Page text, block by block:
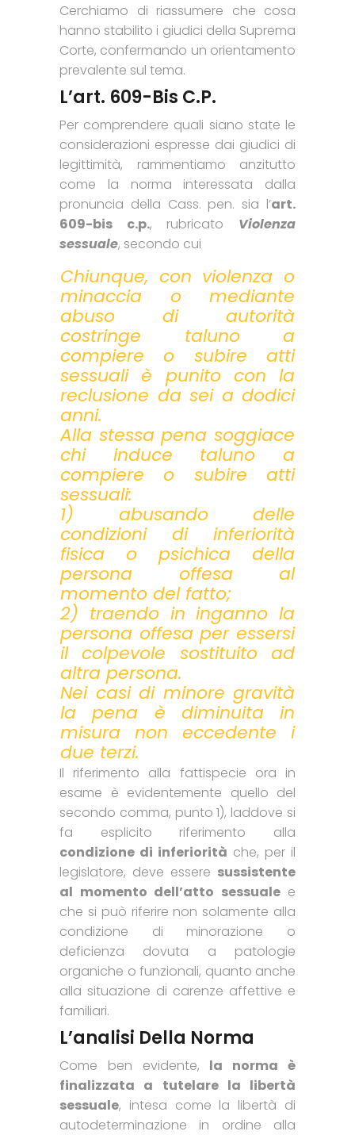
Cerchiamo di riassumere che cosa
hanno stabilito i giudici della Suprema
Corte, confermando un orientamento
prevalente sul tema.
L’art. 609-Bis C.p.
Per comprendere quali siano state le
considerazioni espresse dai giudici di
legittimità, rammentiamo anzitutto
come la norma interessata dalla
pronuncia della Cass. pen. sia l’art.
609-bis c.p., rubricato Violenza
sessuale, secondo cui
Chiunque, con violenza o
minaccia o mediante
abuso di autorità
costringe taluno a
compiere o subire atti
sessuali è punito con la
reclusione da sei a dodici
anni.
Alla stessa pena soggiace
chi induce taluno a
compiere o subire atti
sessuali:
1) abusando delle
condizioni di inferiorità
fisica o psichica della
persona offesa al
momento del fatto;
2) traendo in inganno la
persona offesa per essersi
il colpevole sostituito ad
altra persona.
Nei casi di minore gravità
la pena è diminuita in
misura non eccedente i
due terzi.
Il riferimento alla fattispecie ora in
esame è evidentemente quello del
secondo comma, punto 1), laddove si
fa esplicito riferimento alla
condizione di inferiorità che, per il
legislatore, deve essere sussistente
al momento dell’atto sessualee
che si può riferire non solamente alla
condizione di minorazione o
deficienza dovuta a patologie
organiche o funzionali, quanto anche
alla situazione di carenze affettive e
familiari.
L’analisi Della Norma
Come ben evidente, la norma è
finalizzata a tutelare la libertà
sessuale, intesa come la libertà di
autodeterminazione in ordine alla